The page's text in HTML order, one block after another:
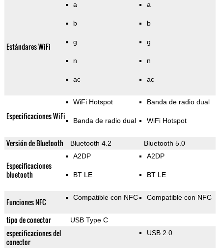
Estándares WiFi
a
b
g
n
ac
a
b
g
n
ac
Especificaciones WiFi
WiFi Hotspot
Banda de radio dual
Banda de radio dual
WiFi Hotspot
Versión de Bluetooth Bluetooth 4.2 Bluetooth 5.0
Especificaciones
bluetooth
A2DP
BT LE
A2DP
BT LE
Funciones NFC Compatible con NFC Compatible con NFC
tipo de conector USB Type C
especificaciones del
conector
USB 2.0